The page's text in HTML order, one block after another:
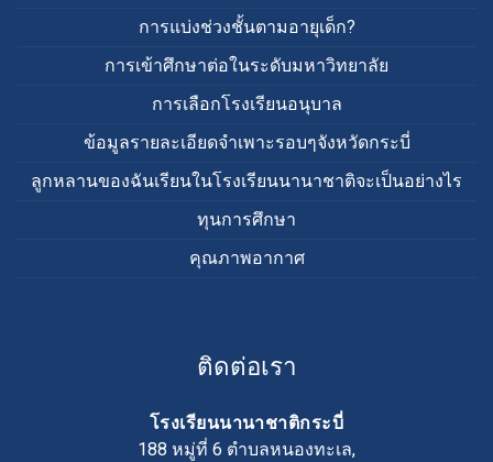
การแบ่งช่วงชั้นตามอายุเด็ก?
การเข้าศึกษาต่อในระดับมหาวิทยาลัย
การเลือกโรงเรียนอนุบาล
ข้อมูลรายละเอียดจำเพาะรอบๆจังหวัดกระบี่
ลูกหลานของฉันเรียนในโรงเรียนนานาชาติจะเป็นอย่างไร
ทุนการศึกษา
คุณภาพอากาศ
ติดต่อเรา
โรงเรียนนานาชาติกระบี่
188 หมู่ที่ 6 ตำบลหนองทะเล,